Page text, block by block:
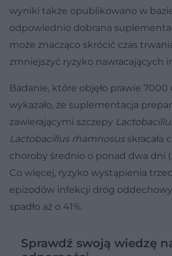
wyniki także opublikowano w
odpowiednio dobrana
może znacząco skrócić czas
zmniejszyć ryzyko nawracających
Badanie, które objęło prawie 7000
wykazało, że suplementacja
zawierającymi szczepy
Lactobacillus rhamnosusskracała
choroby średnio o ponad dwa dni
Co więcej, ryzyko wystąpienia
epizodów infekcji dróg
spadło aż o 41%.
Sprawdź swoją wiedzę